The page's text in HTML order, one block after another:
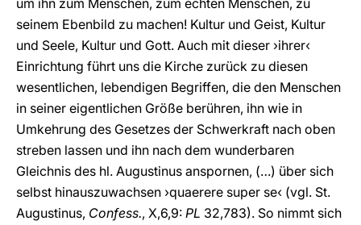
um ihn zum Menschen, zum echten Menschen, zu
seinem Ebenbild zu machen! Kultur und Geist, Kultur
und Seele, Kultur und Gott. Auch mit dieser ›ihrer‹
Einrichtung führt uns die Kirche zurück zu diesen
wesentlichen, lebendigen Begriffen, die den Menschen
in seiner eigentlichen Größe berühren, ihn wie in
Umkehrung des Gesetzes der Schwerkraft nach oben
streben lassen und ihn nach dem wunderbaren
Gleichnis des hl. Augustinus anspornen, (…) über sich
selbst hinauszuwachsen ›quaerere super se‹ (vgl. St.
Augustinus, Confess., X,6,9: PL 32,783). So nimmt sich